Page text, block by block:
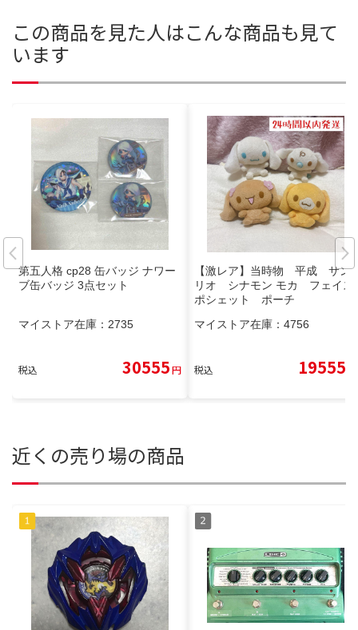
この商品を見た人はこんな商品も見て
います
第五人格 cp28 缶バッジ ナワー
ブ缶バッジ 3点セット
マイストア在庫： 2735
税込 30555円
【激レア】当時物 平成 サン
リオ シナモン モカ フェイス
ポシェット ポーチ
マイストア在庫： 4756
税込 19555
近くの売り場の商品